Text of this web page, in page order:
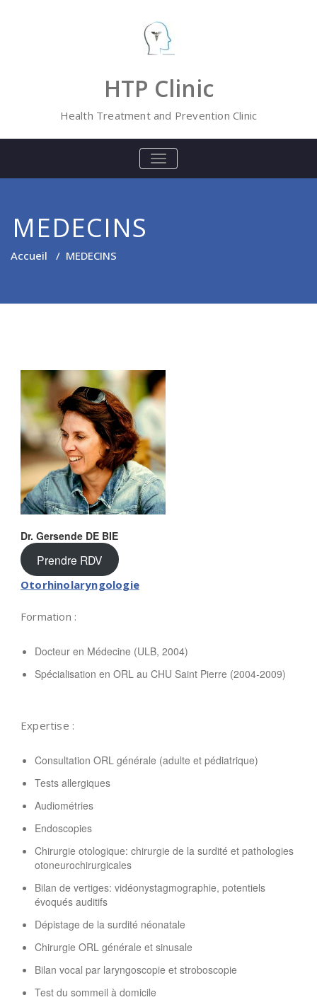
HTP Clinic
Health Treatment and Prevention Clinic
BASCULER
LA
NAVIGATION
MEDECINS
Accueil / MEDECINS
Dr. Gersende DE BIE
Prendre RDV
Otorhinolaryngologie
Formation :
Docteur en Médecine (ULB, 2004)
Spécialisation en ORL au CHU Saint Pierre (2004-2009)
Expertise :
Consultation ORL générale (adulte et pédiatrique)
Tests allergiques
Audiométries
Endoscopies
Chirurgie otologique: chirurgie de la surdité et pathologies
otoneurochirurgicales
Bilan de vertiges: vidéonystagmographie, potentiels
évoqués auditifs
Dépistage de la surdité néonatale
Chirurgie ORL générale et sinusale
Bilan vocal par laryngoscopie et stroboscopie
Test du sommeil à domicile